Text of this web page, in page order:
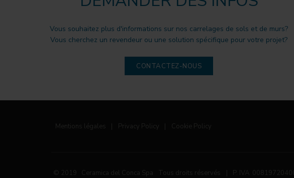
Vous souhaitez plus d'informations sur nos carrelages de sols et de murs?
Vous cherchez un revendeur ou une solution spécifique pour votre projet?
CONTACTEZ-NOUS
Mentions légales Privacy Policy Cookie Policy
© 2019 Ceramica del Conca Spa Tous droits réservés P. IVA 00819720400